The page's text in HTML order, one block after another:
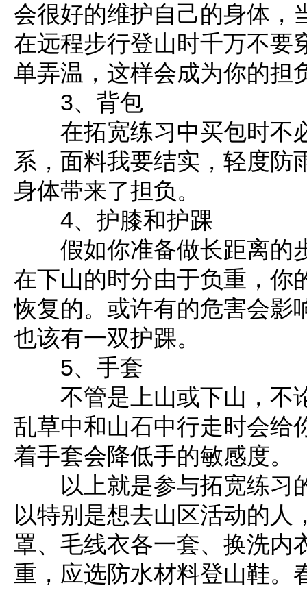
会很好的维护自己的身体，
在远程步行登山时千万不要
单弄温，这样会成为你的担
3、背包
在拓宽练习中买包时不必
系，面料我要结实，轻度防
身体带来了担负。
4、护膝和护踝
假如你准备做长距离的步
在下山的时分由于负重，你
恢复的。或许有的危害会影
也该有一双护踝。
5、手套
不管是上山或下山，不论
乱草中和山石中行走时会给
着手套会降低手的敏感度。
以上就是参与拓宽练习的
以特别是想去山区活动的人
罩、毛线衣各一套、换洗内
重，应选防水材料登山鞋。